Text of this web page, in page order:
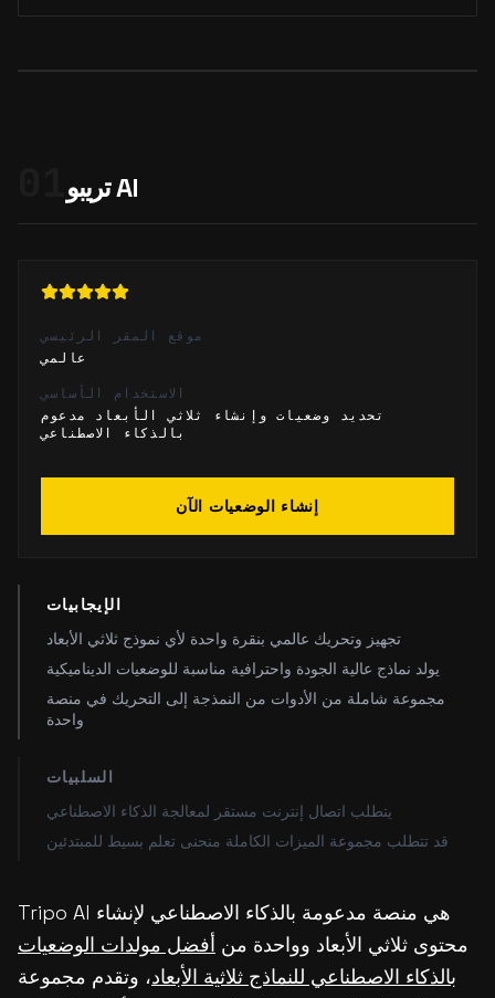
تريبو AI
موقع المقر الرئيسي
عالمي
الاستخدام الأساسي
تحديد وضعيات وإنشاء ثلاثي الأبعاد مدعوم
بالذكاء الاصطناعي
إنشاء الوضعيات الآن
الإيجابيات
تجهيز وتحريك عالمي بنقرة واحدة لأي نموذج ثلاثي الأبعاد
يولد نماذج عالية الجودة واحترافية مناسبة للوضعيات الديناميكية
مجموعة شاملة من الأدوات من النمذجة إلى التحريك في منصة
واحدة
السلبيات
يتطلب اتصال إنترنت مستقر لمعالجة الذكاء الاصطناعي
قد تتطلب مجموعة الميزات الكاملة منحنى تعلم بسيط للمبتدئين
Tripo AI هي منصة مدعومة بالذكاء الاصطناعي لإنشاء
محتوى ثلاثي الأبعاد وواحدة من أفضل مولدات الوضعيات
بالذكاء الاصطناعي للنماذج ثلاثية الأبعاد، وتقدم مجموعة